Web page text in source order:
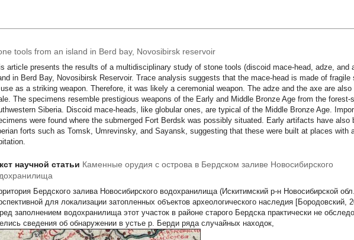
tools from an island in Berd bay, Novosibirsk reservoir
article presents the results of a multidisciplinary study of stone tools (discoid mace-head, adze, and
in Berd Bay, Novosibirsk Reservoir. Trace analysis suggests that the mace-head is made of fragile
as a striking weapon. Therefore, it was likely a ceremonial weapon. The adze and the axe are
The specimens resemble prestigious weapons of the Early and Middle Bronze Age from the forest-
Siberia. Discoid mace-heads, like globular ones, are typical of the Middle Bronze Age.
were found where the submerged Fort Berdsk was possibly situated. Early artifacts have also
forts such as Tomsk, Umrevinsky, and Sayansk, suggesting that these were built at places with
научной статьи Каменные орудия с острова в Бердском заливе Новосибирского
Бердского залива Новосибирского водохранилища (Искитимский р-н Новосибирской
для локализации затопленных объектов археологического наследия [Бородовский,
заполнением водохранилища этот участок в районе старого Бердска практически не
сведения об обнаружении в устье р. Берди ряда случайных находок,